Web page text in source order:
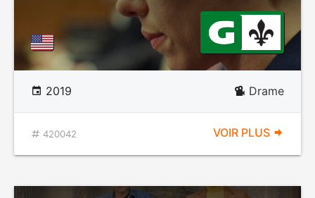
2019 Drame
420042 VOIR PLUS